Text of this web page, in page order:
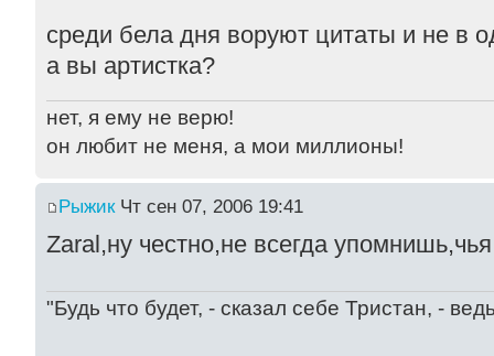
среди бела дня воруют цитаты и не в
а вы артистка?
нет, я ему не верю!
он любит не меня, а мои миллионы!
РыжикЧт сен 07, 2006 19:41
Zaral,ну честно,не всегда
"Будь что будет, - сказал себе Тристан, -